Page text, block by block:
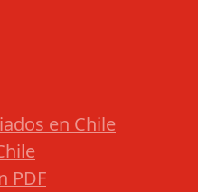
en Chile
PDF